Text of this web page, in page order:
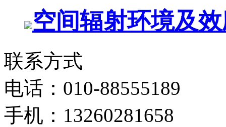
空间辐射环境及
联系方式
电话：010-88555189
手机：13260281658